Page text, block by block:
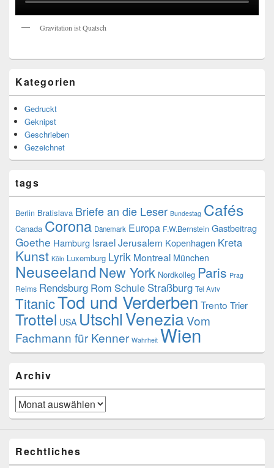
Gravitation ist Quatsch
Kategorien
Gedruckt
Geknipst
Geschrieben
Gezeichnet
tags
Berlin Bratislava Briefe an die Leser Bundestag Cafés
Canada Corona Dänemark Europa F.W.Bernstein Gastbeitrag
Goethe Hamburg IsraelJerusalem Kopenhagen Kreta
Kunst Köln Luxemburg Lyrik Montreal München
Neuseeland New York Nordkolleg Paris Prag
Reims Rendsburg Rom Schule Straßburg Tel Aviv
TitanicTod und Verderben Trento Trier
Trottel USA UtschlVeneziaVom
Fachmann für Kenner Wahrheit Wien
Archiv
Archiv
Rechtliches